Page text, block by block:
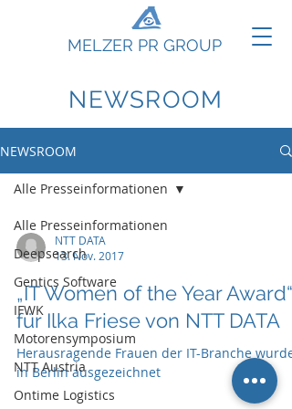
MELZER PR GROUP
NEWSROOM
NEWSROOM
Alle Presseinformationen
Deepsearch
Gentics Software
IFWK
Motorensymposium
NTT Austria
Ontime Logistics
Alle Presseinformationen
NTT DATA
13. Nov. 2017
„IT Women of the Year Award“
für Ilka Friese von NTT DATA
Herausragende Frauen der IT-Branche
in Berlin ausgezeichnet